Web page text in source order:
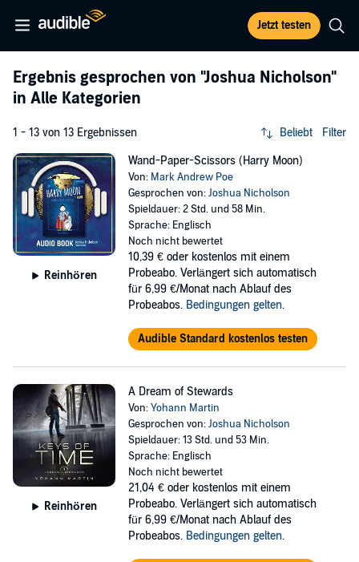
Jetzt testen
Ergebnis gesprochen von "Joshua Nicholson"
in Alle Kategorien
1 - 13 von 13 Ergebnissen Beliebt Filter
Reinhören
Wand-Paper-Scissors (Harry Moon)
Von: Mark Andrew Poe
Gesprochen von:Joshua Nicholson
Spieldauer: 2 Std. und 58 Min.
Sprache: Englisch
Noch nicht bewertet
10,39 € oder kostenlos mit einem
Probeabo. Verlängert sich automatisch
für 6,99 €/Monat nach Ablauf des
Probeabos. Bedingungen gelten.
Audible Standard kostenlos testen
Reinhören
A Dream of Stewards
Von:Yohann Martin
Gesprochen von:Joshua Nicholson
Spieldauer: 13 Std. und 53 Min.
Sprache: Englisch
Noch nicht bewertet
21,04 € oder kostenlos mit einem
Probeabo. Verlängert sich automatisch
für 6,99 €/Monat nach Ablauf des
Probeabos. Bedingungen gelten.